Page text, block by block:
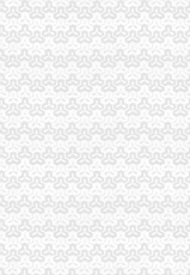
,听说385路断了！！！肿么
人民门户网站
其他_土巴兔问吧
市范围内户口通迁--人民网
力”——“海归”群体心态录-新
案流程及费用
|重庆渝北两路商标专利-重
上行政审批改革让统行政审